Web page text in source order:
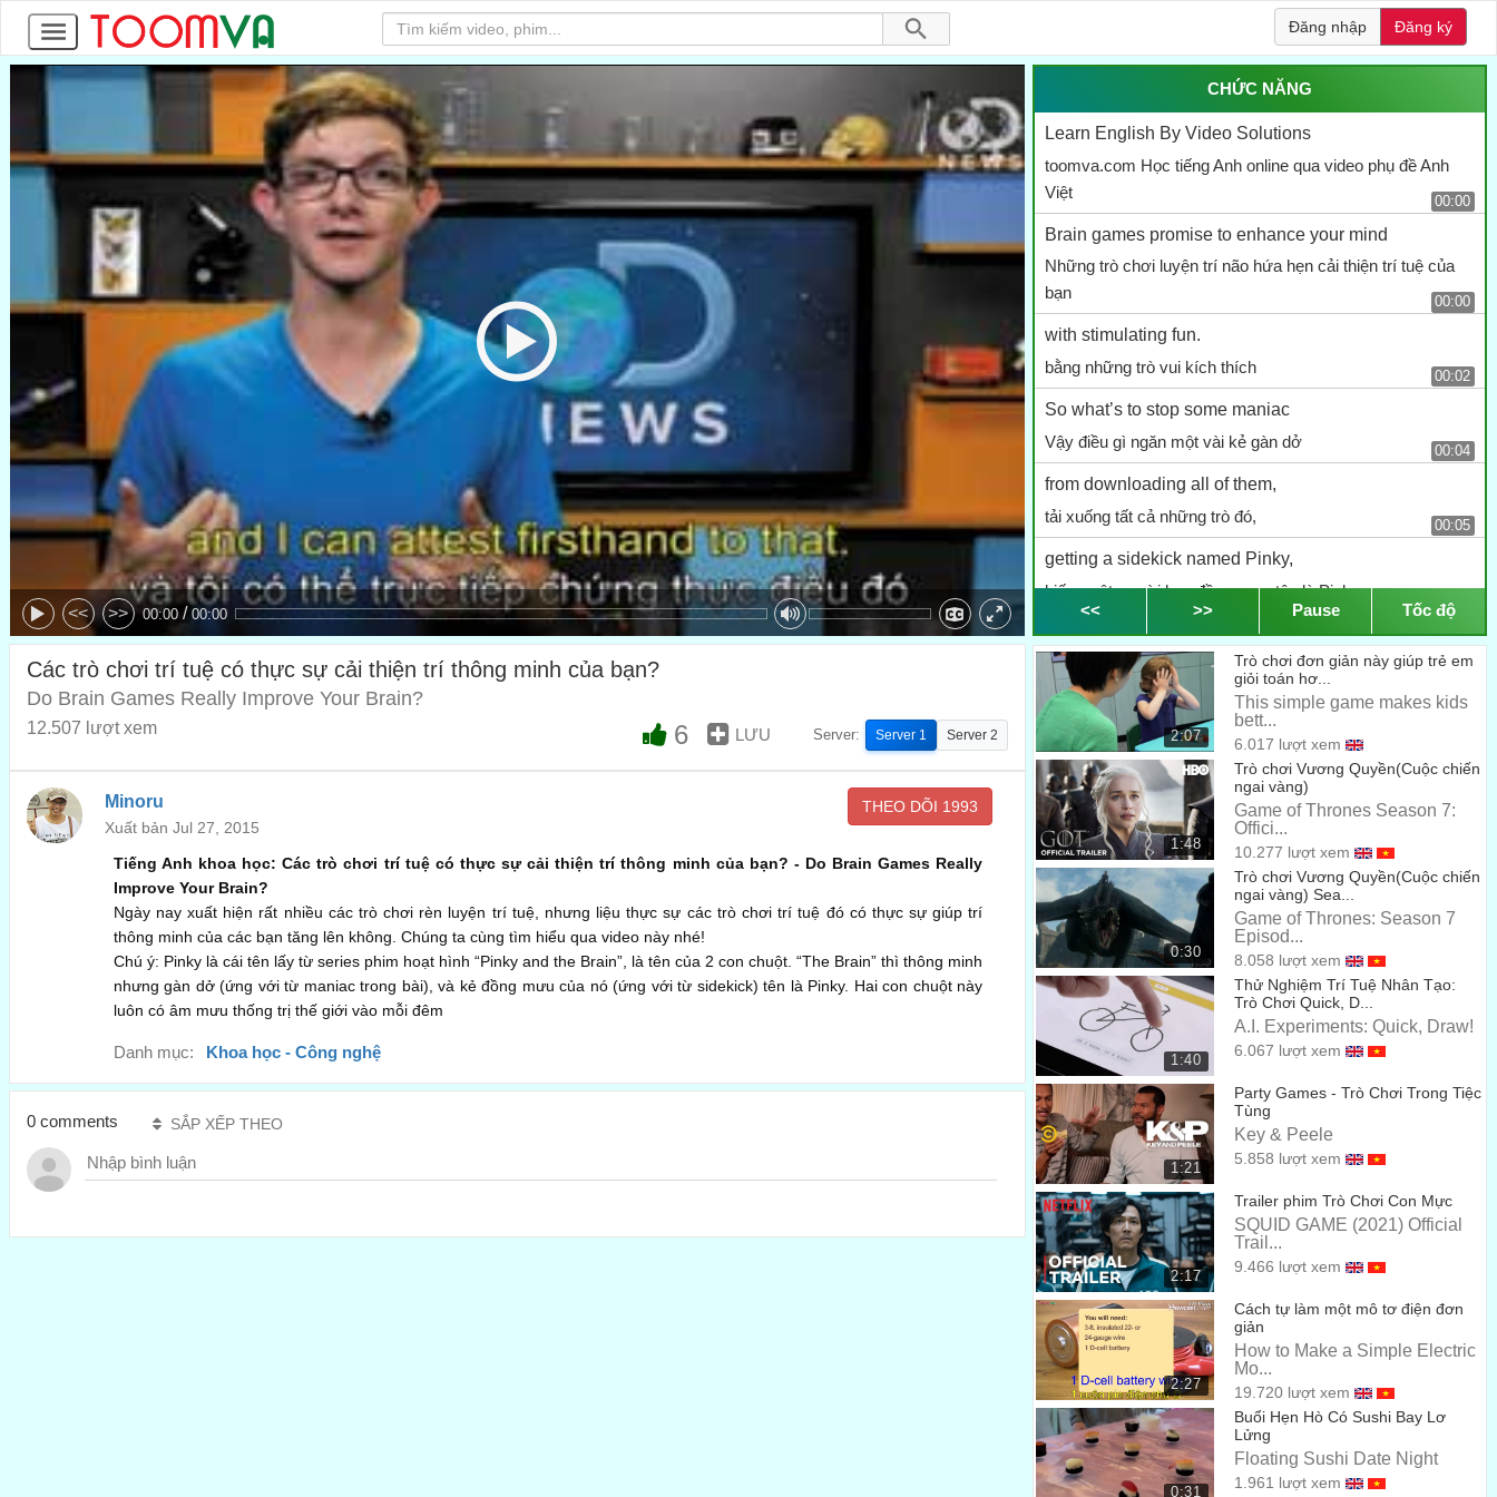
Đăng nhập Đăng ký
<< >> 00:00 / 00:00
CHỨC NĂNG
Learn English By Video Solutions
toomva.com Học tiếng Anh online qua video phụ đề Anh
Việt
00:00
Brain games promise to enhance your mind
Những trò chơi luyện trí não hứa hẹn cải thiện trí tuệ của
bạn
00:00
with stimulating fun.
bằng những trò vui kích thích
00:02
So what’s to stop some maniac
Vậy điều gì ngăn một vài kẻ gàn dở
00:04
from downloading all of them,
tải xuống tất cả những trò đó,
00:05
getting a sidekick named Pinky,
kiếm một người bạn đồng mưu tên là Pinky
00:07
and taking over the world?
và thống trị toàn thế giới?
As it turns out Brain games.
Hóa ra là những trò chơi luyện trí não.
Hello mind craft enthusiasts,
Xin chào những người say mê việc đầu óc,
Julian here for DNews.
đây là Julian của chương trình Dnews
Computer-based cognitive-training software,
Các phần mềm rèn luyện nhận thức trên máy tính,
or brain games,
hay là trò chơi luyện trí não
are a growing market
là một thị trường đang phát triển
with over ten thousands in the app store.
với hơn 10 ngàn trò trong cửa hàng ứng dụng
They promise boost problem-solving abilities
Chúng hứa hẹn sự tăng cường trong khả năng giải quyết
vấn đề
that will be long lasting.
mà sẽ tồn tại lâu dài
They claim to help sustain your memory
Chúng cho rằng sẽ giúp duy trì trí nhớ của bạn
in your twilight years.
<< >> Pause Tốc độ
Các trò chơi trí tuệ có thực sự cải thiện trí thông minh của bạn?
Do Brain Games Really Improve Your Brain?
12.507 lượt xem 6 LƯU Server: Server 1 Server 2
Minoru
Xuất bản Jul 27, 2015
THEO DÕI 1993
Tiếng Anh khoa học: Các trò chơi trí tuệ có thực sự cải thiện trí thông minh của bạn? - Do Brain Games Really
Improve Your Brain?
Ngày nay xuất hiện rất nhiều các trò chơi rèn luyện trí tuệ, nhưng liệu thực sự các trò chơi trí tuệ đó có thực sự giúp trí
thông minh của các bạn tăng lên không. Chúng ta cùng tìm hiểu qua video này nhé!
Chú ý: Pinky là cái tên lấy từ series phim hoạt hình “Pinky and the Brain”, là tên của 2 con chuột. “The Brain” thì thông minh
nhưng gàn dở (ứng với từ maniac trong bài), và kẻ đồng mưu của nó (ứng với từ sidekick) tên là Pinky. Hai con chuột này
luôn có âm mưu thống trị thế giới vào mỗi đêm
Danh mục: Khoa học - Công nghệ
2:07
Trò chơi đơn giản này giúp trẻ em
giỏi toán hơ...
This simple game makes kids
bett...
6.017 lượt xem
1:48
Trò chơi Vương Quyền(Cuộc chiến
ngai vàng)
Game of Thrones Season 7:
Offici...
10.277 lượt xem
0:30
Trò chơi Vương Quyền(Cuộc chiến
ngai vàng) Sea...
Game of Thrones: Season 7
Episod...
8.058 lượt xem
1:40
Thử Nghiệm Trí Tuệ Nhân Tạo:
Trò Chơi Quick, D...
A.I. Experiments: Quick, Draw!
6.067 lượt xem
1:21
Party Games - Trò Chơi Trong Tiệc
Tùng
Key & Peele
5.858 lượt xem
2:17
Trailer phim Trò Chơi Con Mực
SQUID GAME (2021) Official
Trail...
9.466 lượt xem
2:27
Cách tự làm một mô tơ điện đơn
giản
How to Make a Simple Electric
Mo...
19.720 lượt xem
0:31
Buổi Hẹn Hò Có Sushi Bay Lơ
Lửng
Floating Sushi Date Night
1.961 lượt xem
0 comments SẮP XẾP THEO